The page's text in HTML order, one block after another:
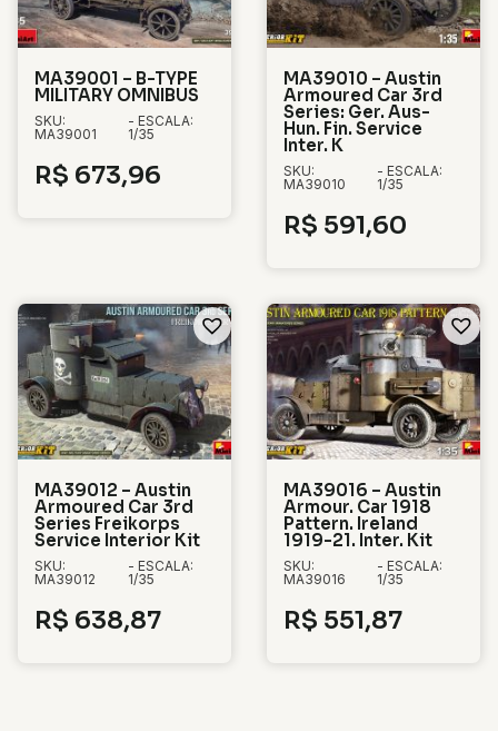
MA39001 – B-TYPE
MILITARY OMNIBUS
SKU:
MA39001
- ESCALA:
1/35
R$ 673,96
MA39010 – Austin
Armoured Car 3rd
Series: Ger. Aus-
Hun. Fin. Service
Inter. K
SKU:
MA39010
- ESCALA:
1/35
R$ 591,60
MA39012 – Austin
Armoured Car 3rd
Series Freikorps
Service Interior Kit
SKU:
MA39012
- ESCALA:
1/35
R$ 638,87
MA39016 – Austin
Armour. Car 1918
Pattern. Ireland
1919-21. Inter. Kit
SKU:
MA39016
- ESCALA:
1/35
R$ 551,87